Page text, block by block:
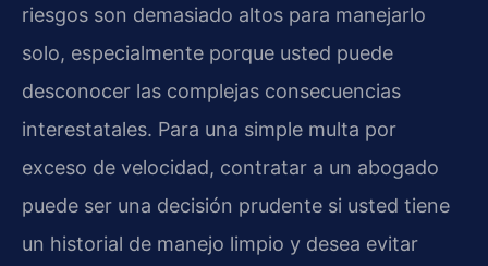
riesgos son demasiado altos para manejarlo
solo, especialmente porque usted puede
desconocer las complejas consecuencias
interestatales. Para una simple multa por
exceso de velocidad, contratar a un abogado
puede ser una decisión prudente si usted tiene
un historial de manejo limpio y desea evitar